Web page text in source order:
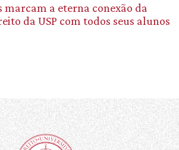
marcam a eterna conexão da
da USP com todos seus alunos